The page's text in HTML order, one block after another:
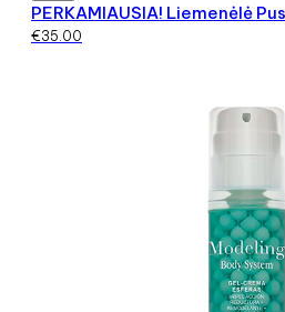
PERKAMIAUSIA! Liemenėlė
€35.00